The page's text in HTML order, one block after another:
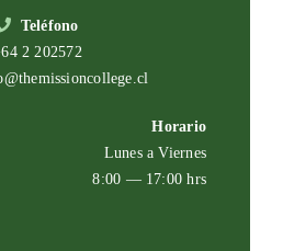
Teléfono
2 202572
Horario
Lunes a Viernes
8:00 — 17:00 hrs